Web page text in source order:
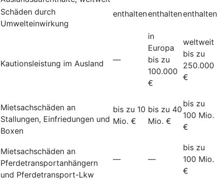
Schäden durch
Umwelteinwirkung
enthaltenenthaltenenthalten
Kautionsleistung im Ausland —
in
Europa
bis zu
100.000
€
weltweit
bis zu
250.000
€
Mietsachschäden an
Stallungen, Einfriedungen und
Boxen
bis zu 10
Mio. €
bis zu 40
Mio. €
bis zu
100 Mio.
€
Mietsachschäden an
Pferdetransportanhängern
und Pferdetransport-Lkw
— —
bis zu
100 Mio.
€